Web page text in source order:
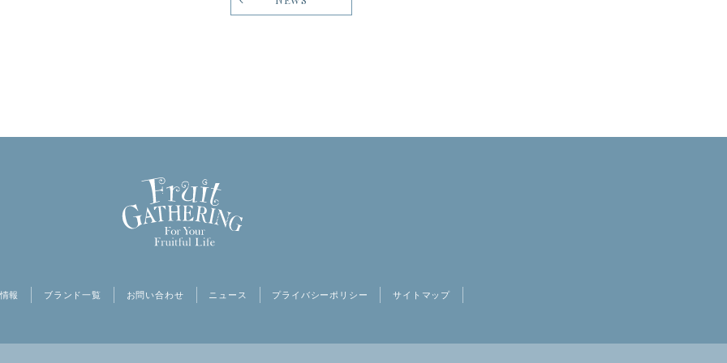
報 ブランド一覧 お問い合わせ ニュース プライバシーポリシー サイトマップ